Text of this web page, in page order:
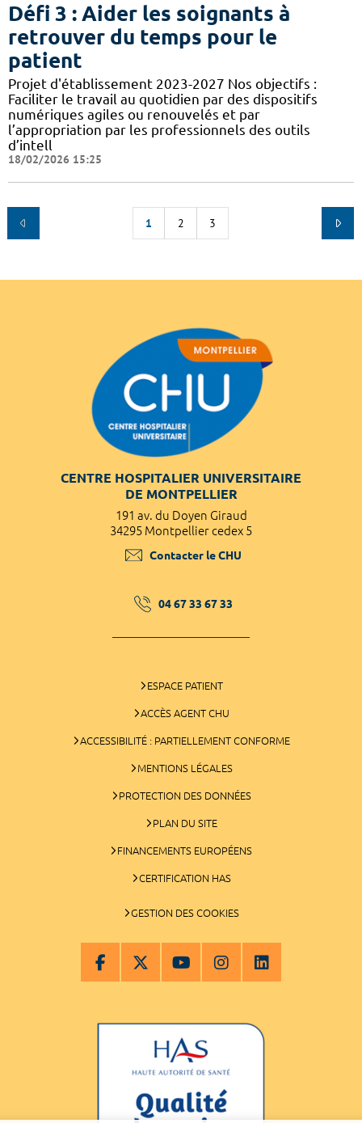
Défi 3 : Aider les soignants à
retrouver du temps pour le
patient
Projet d'établissement 2023-2027 Nos objectifs :
Faciliter le travail au quotidien par des dispositifs
numériques agiles ou renouvelés et par
l’appropriation par les professionnels des outils
d’intell
18/02/2026 15:25
1 2 3
CENTRE HOSPITALIER UNIVERSITAIRE
DE MONTPELLIER
191 av. du Doyen Giraud
34295 Montpellier cedex 5
Contacter le CHU
04 67 33 67 33
ESPACE PATIENT
ACCÈS AGENT CHU
ACCESSIBILITÉ : PARTIELLEMENT CONFORME
MENTIONS LÉGALES
PROTECTION DES DONNÉES
PLAN DU SITE
FINANCEMENTS EUROPÉENS
CERTIFICATION HAS
GESTION DES COOKIES